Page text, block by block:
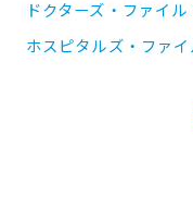
ドクターズ・ファイ
ホスピタルズ・ファイ